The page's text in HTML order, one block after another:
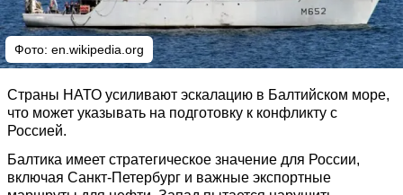
Фото: en.wikipedia.org
Страны НАТО усиливают эскалацию в Балтийском море,
что может указывать на подготовку к конфликту с
Россией.
Балтика имеет стратегическое значение для России,
включая Санкт-Петербург и важные экспортные